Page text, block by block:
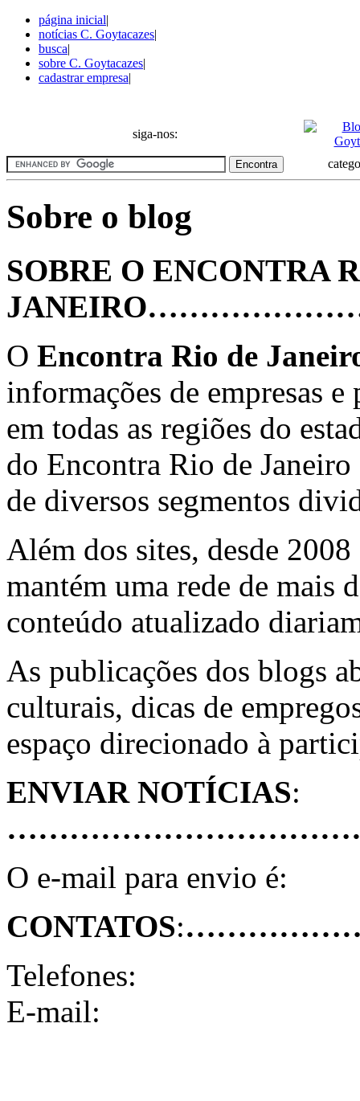
página inicial|
notícias C. Goytacazes|
busca|
sobre C. Goytacazes|
cadastrar empresa|
siga-nos:
Sobre o blog
SOBRE O ENCONTRA
O Encontra Rio de
informações de empresas
em todas as regiões do
do Encontra Rio de
de diversos segmentos
Além dos sites, desde
mantém uma rede de mais
conteúdo atualizado
As publicações dos blogs
culturais, dicas de
espaço direcionado à
ENVIAR NOTÍCIAS:
O e-mail para envio é:
CONTATOS:
Telefones:
E-mail: